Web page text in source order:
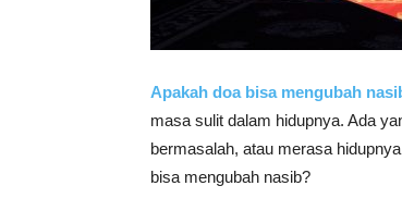
Apakah doa bisa mengubah
masa sulit dalam hidupnya. Ada
bermasalah, atau merasa
bisa mengubah nasib?